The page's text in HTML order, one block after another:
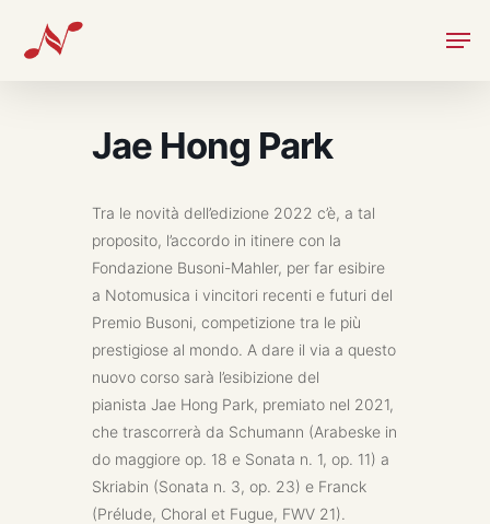
main
Jae Hong Park
Tra le novità dell’edizione 2022 c’è, a tal
proposito, l’accordo in itinere con la
Fondazione Busoni-Mahler, per far esibire
a Notomusica i vincitori recenti e futuri del
Premio Busoni, competizione tra le più
prestigiose al mondo. A dare il via a questo
nuovo corso sarà l’esibizione del
pianistaJae Hong Park, premiato nel 2021,
che trascorrerà da Schumann (Arabeske in
do maggiore op. 18 e Sonata n. 1, op. 11) a
Skriabin (Sonata n. 3, op. 23) e Franck
(Prélude, Choral et Fugue, FWV 21).